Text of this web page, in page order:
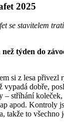
2025
se stavitelem
týden do
si z lesa přivezl
vypadá dobře,
– stříhání
apod. Kontroly
takže to všechno